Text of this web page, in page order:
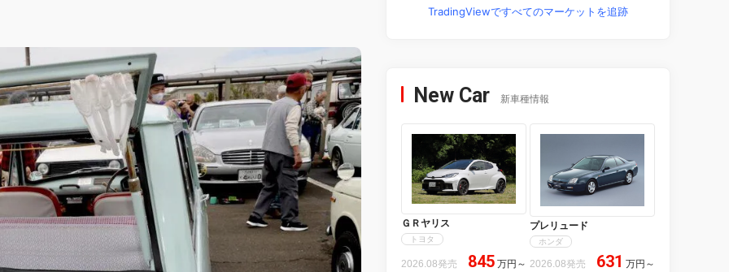
TradingViewですべてのマーケットを追跡
New Car 新車種情報
ＧＲヤリス
トヨタ
2026.08発売 845 万円 ～
プレリュード
ホンダ
2026.08発売 631 万円 ～